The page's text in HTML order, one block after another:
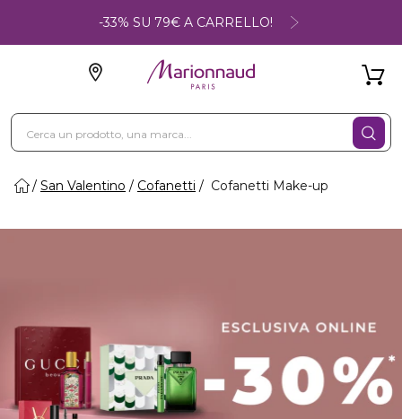
-33% SU 79€ A CARRELLO!
San Valentino Cofanetti Cofanetti Make-up